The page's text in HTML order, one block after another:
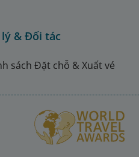
& Đối tác
sách Đặt chỗ & Xuất vé